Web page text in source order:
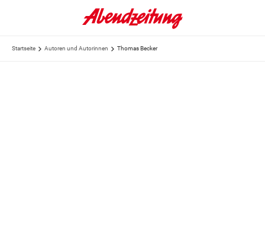
Startseite Autoren und Autorinnen Thomas Becker